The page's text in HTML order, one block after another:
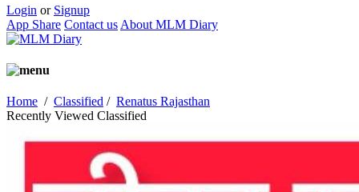
Login or Signup
App Share Contact us About MLM Diary
Home / Classified / Renatus Rajasthan
Recently Viewed Classified